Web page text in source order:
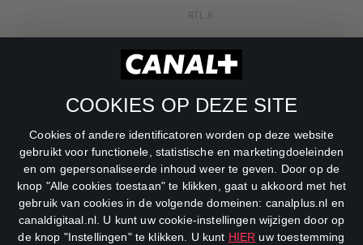
COOKIES OP DEZE SITE
Cookies of andere identificatoren worden op deze website
gebruikt voor functionele, statistische en marketingdoeleinden
en om gepersonaliseerde inhoud weer te geven. Door op de
knop "Alle cookies toestaan" te klikken, gaat u akkoord met het
gebruik van cookies in de volgende domeinen: canalplus.nl en
canaldigitaal.nl. U kunt uw cookie-instellingen wijzigen door op
de knop "Instellingen" te klikken. U kunt HIER uw toestemming
RTL 8
RTL Z
SBS6
Veronica
DreamWorks Channel